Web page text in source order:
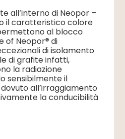
all’interno di Neopor –
il caratteristico colore
al blocco
of Neopor® di
di isolamento
di grafite infatti,
la radiazione
sensibilmente il
all’irraggiamento
la conducibilità